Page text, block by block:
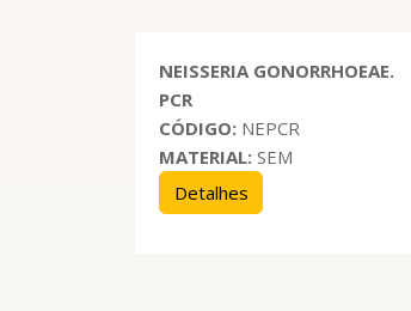
NEISSERIA GONORRHOEAE.
PCR
CÓDIGO: NEPCR
MATERIAL: SEM
Detalhes